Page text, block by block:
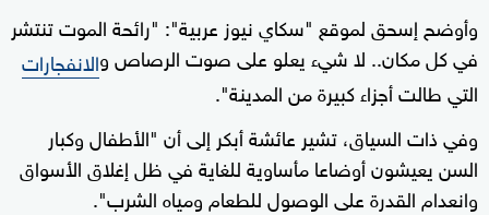
وأوضح إسحق لموقع "سكاي نيوز عربية": "رائحة الموت تنتشر
في كل مكان.. لا شيء يعلو على صوت الرصاص والانفجارات
التي طالت أجزاء كبيرة من المدينة".
وفي ذات السياق، تشير عائشة أبكر إلى أن "الأطفال وكبار
السن يعيشون أوضاعا مأساوية للغاية في ظل إغلاق الأسواق
وانعدام القدرة على الوصول للطعام ومياه الشرب".